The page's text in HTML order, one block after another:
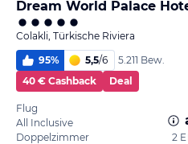
Dream World Palace
Colakli, Türkische Riviera
95% 5,5/6
5.211 Bew.
40 € Cashback
Deal
Flug
All Inclusive
Doppelzimmer
2